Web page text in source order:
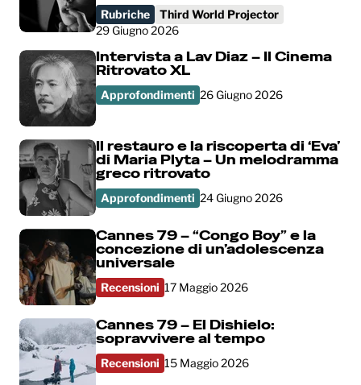
Rubriche
Third World Projector
29 Giugno 2026
Intervista a Lav Diaz – Il Cinema
Ritrovato XL
Approfondimenti 26 Giugno 2026
Il restauro e la riscoperta di ‘Eva’
di Maria Plyta – Un melodramma
greco ritrovato
Approfondimenti 24 Giugno 2026
Cannes 79 – “Congo Boy” e la
concezione di un’adolescenza
universale
Recensioni 17 Maggio 2026
Cannes 79 – El Dishielo:
sopravvivere al tempo
Recensioni 15 Maggio 2026